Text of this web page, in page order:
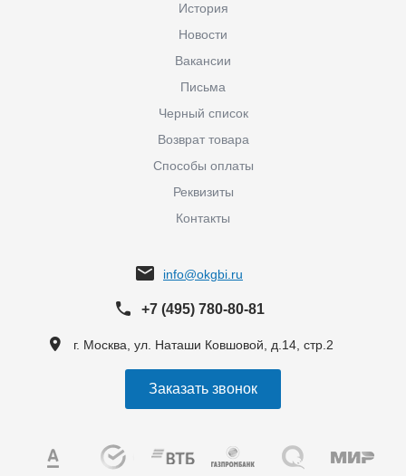
История
Новости
Вакансии
Письма
Черный список
Возврат товара
Способы оплаты
Реквизиты
Контакты
info@okgbi.ru
+7 (495) 780-80-81
г. Москва, ул. Наташи Ковшовой, д.14, стр.2
Заказать звонок